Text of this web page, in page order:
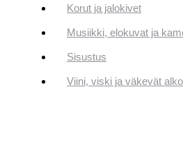
Korut ja jalokivet
Musiikki, elokuvat ja
Sisustus
Viini, viski ja väkevät